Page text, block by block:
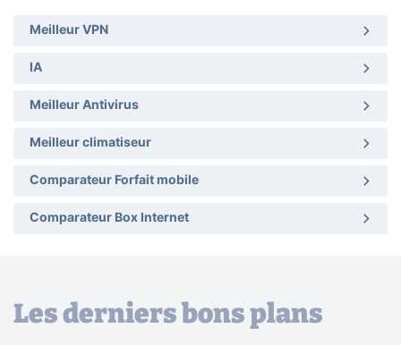
Meilleur VPN
IA
Meilleur Antivirus
Meilleur climatiseur
Comparateur Forfait mobile
Comparateur Box Internet
Les derniers bons plans